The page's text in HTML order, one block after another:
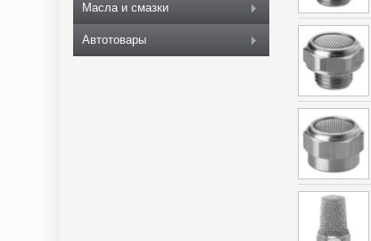
Масла и смазки
Автотовары